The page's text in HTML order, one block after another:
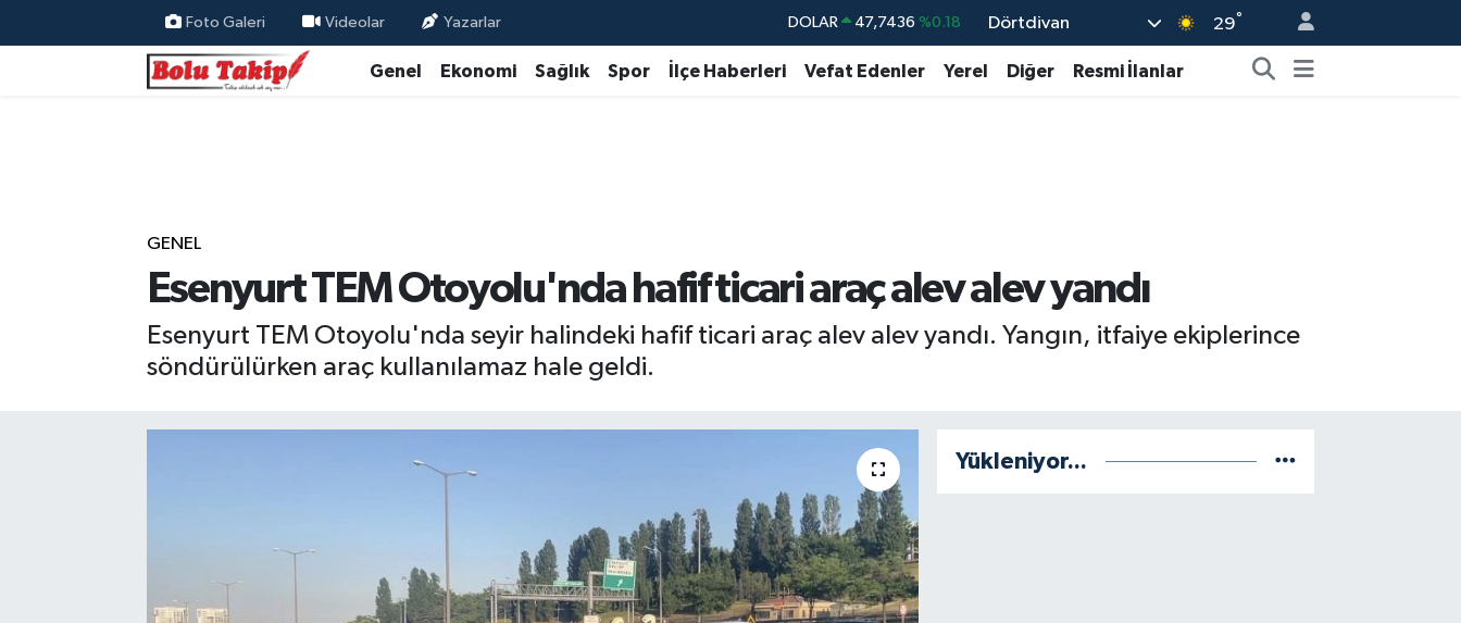
Foto Galeri Videolar Yazarlar DOLAR 47,7436 %0.18
EURO 55,2510 %0.32
Dörtdivan 29°
Genel Ekonomi Sağlık Spor İlçe Haberleri Vefat Edenler Yerel Diğer Resmi İlanlar
GENEL
Esenyurt TEM Otoyolu'nda hafif ticari araç alev alev yandı
Esenyurt TEM Otoyolu'nda seyir halindeki hafif ticari araç alev alev yandı. Yangın, itfaiye ekiplerince
söndürülürken araç kullanılamaz hale geldi.
Yükleniyor...